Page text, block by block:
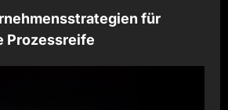
für
Prozessreife